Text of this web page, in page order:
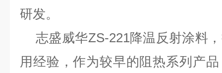
研发。
志盛威华ZS-221降温反射涂料
用经验，作为较早的阻热系列产